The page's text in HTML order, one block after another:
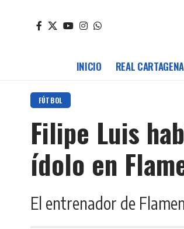
INICIO REAL CARTAGENA
FÚTBOL
Filipe Luis
ídolo en
El entrenador de